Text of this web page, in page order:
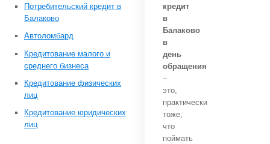
кредит
в
Балаково
в
день
обращения
–
это,
практически
тоже,
что
поймать
Потребительский кредит в
Балаково
Автоломбард
Кредитование малого и
среднего бизнеса
Кредитование физических
лиц
Кредитование юридических
лиц